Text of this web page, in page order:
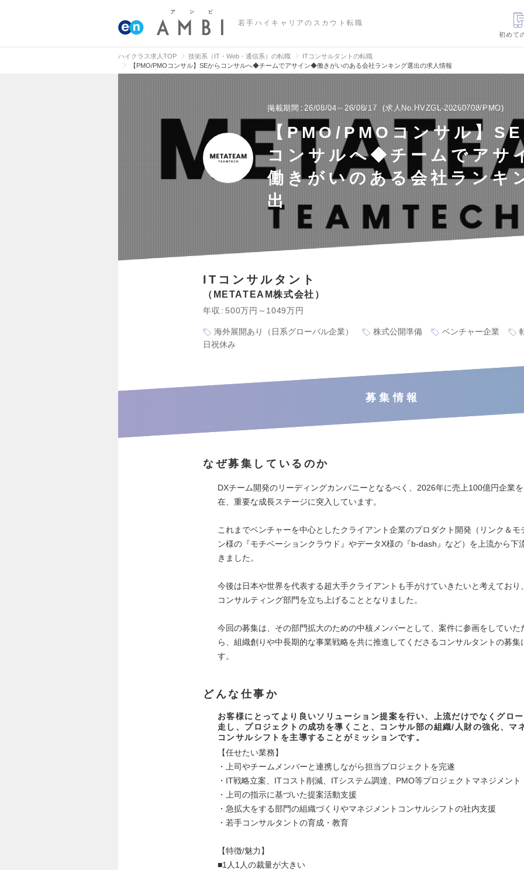
若手ハイキャリアのスカウト転職
初めて
ハイクラス求人TOP 技術系（IT・Web・通信系）の転職
ITコンサルタントの転職
【PMO/PMOコンサル】SEからコンサルへ◆チームでアサイン◆働きがいのある会社ランキング選出の求人情報
掲載期間 26/08/04～26/08/17 求人No.HVZGL-20260708/PMO
【PMO/PMOコンサル】
コンサルへ◆チームでアサ
働きがいのある会社ランキ
出
ITコンサルタント
METATEAM株式会社
年収 500万円～1049万円
海外展開あり（日系グローバル企業） 株式公開準備 ベンチャー企業
日祝休み
募集情報
なぜ募集しているのか
DXチーム開発のリーディングカンパニーとなるべく、2026年に売上100億円企業
在、重要な成長ステージに突入しています。
これまでベンチャーを中心としたクライアント企業のプロダクト開発（リンク＆モ
ン様の『モチベーションクラウド』やデータX様の『b-dash』など）を上流から下
きました。
今後は日本や世界を代表する超大手クライアントも手がけていきたいと考えており
コンサルティング部門を立ち上げることとなりました。
今回の募集は、その部門拡大のための中核メンバーとして、案件に参画をしていた
ら、組織創りや中長期的な事業戦略を共に推進してくださるコンサルタントの募集
す。
どんな仕事か
お客様にとってより良いソリューション提案を行い、上流だけでなくグロ
走し、プロジェクトの成功を導くこと、コンサル部の組織/人財の強化、マ
コンサルシフトを主導することがミッションです。
【任せたい業務】
・上司やチームメンバーと連携しながら担当プロジェクトを完遂
・IT戦略立案、ITコスト削減、ITシステム調達、PMO等プロジェクトマネジメント
・上司の指示に基づいた提案活動支援
・急拡大をする部門の組織づくりやマネジメントコンサルシフトの社内支援
・若手コンサルタントの育成・教育
【特徴/魅力】
■1人1人の裁量が大きい